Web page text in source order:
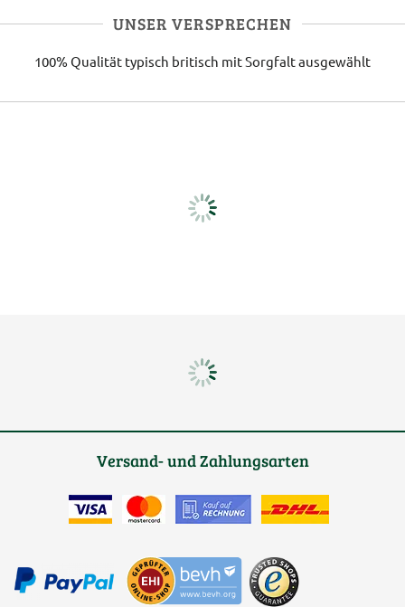
UNSER VERSPRECHEN
100% Qualität typisch britisch mit Sorgfalt ausgewählt
Versand- und Zahlungsarten